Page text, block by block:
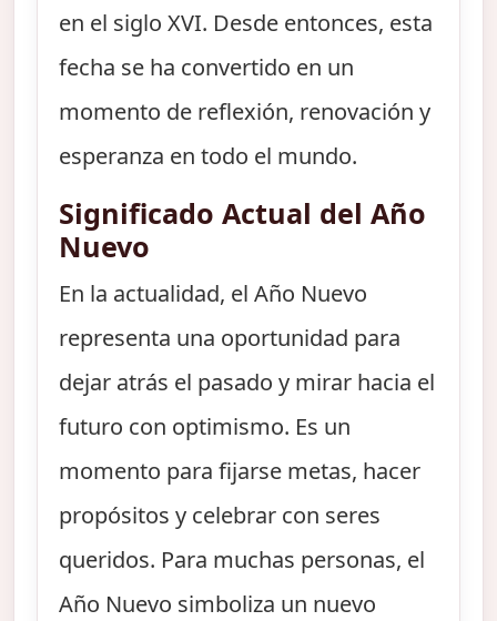
en el siglo XVI. Desde entonces, esta
fecha se ha convertido en un
momento de reflexión, renovación y
esperanza en todo el mundo.
Significado Actual del Año
Nuevo
En la actualidad, el Año Nuevo
representa una oportunidad para
dejar atrás el pasado y mirar hacia el
futuro con optimismo. Es un
momento para fijarse metas, hacer
propósitos y celebrar con seres
queridos. Para muchas personas, el
Año Nuevo simboliza un nuevo